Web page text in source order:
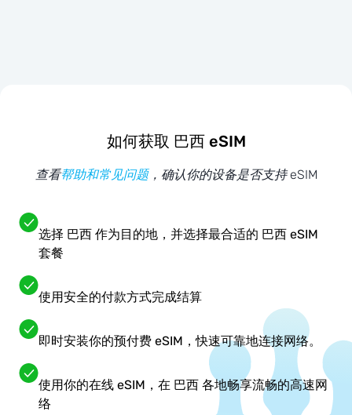
如何获取 巴西 eSIM
查看帮助和常见问题，确认你的设备是否支持 eSIM
选择 巴西 作为目的地，并选择最合适的 巴西 eSIM
套餐
使用安全的付款方式完成结算
即时安装你的预付费 eSIM，快速可靠地连接网络。
使用你的在线 eSIM，在 巴西 各地畅享流畅的高速网
络